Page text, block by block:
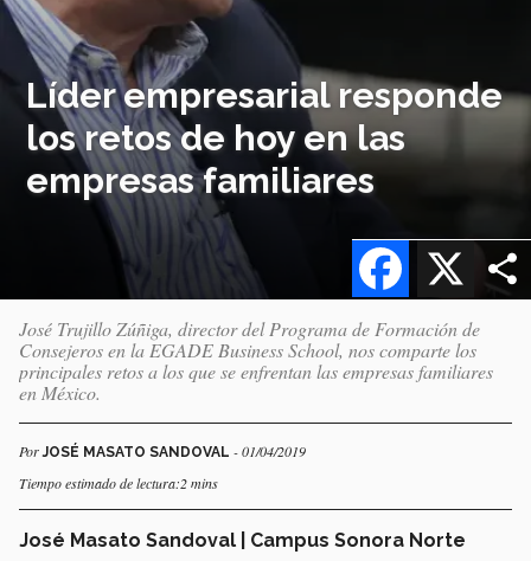
Líder empresarial responde
los retos de hoy en las
empresas familiares
X
Facebook
José Trujillo Zúñiga, director del Programa de Formación de
Consejeros en la EGADE Business School, nos comparte los
principales retos a los que se enfrentan las empresas familiares
en México.
PorJOSÉ MASATO SANDOVAL - 01/04/2019
Tiempo estimado de lectura:2 mins
José Masato Sandoval | Campus Sonora Norte